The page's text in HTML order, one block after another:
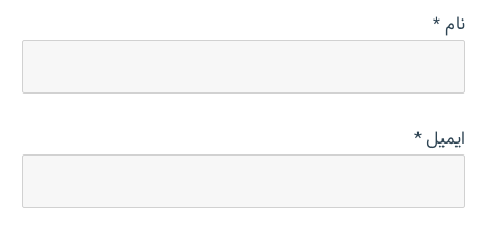
نام*
ایمیل*